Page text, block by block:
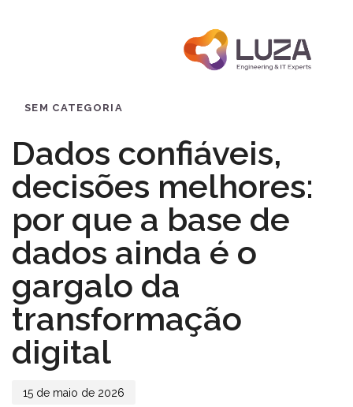
SEM CATEGORIA
Dados confiáveis,
decisões melhores:
por que a base de
dados ainda é o
gargalo da
transformação
digital
15 de maio de 2026